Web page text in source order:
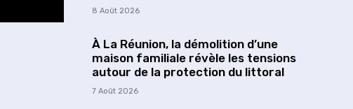
8 Août 2026
À La Réunion, la démolition d’une
maison familiale révèle les tensions
autour de la protection du littoral
7 Août 2026